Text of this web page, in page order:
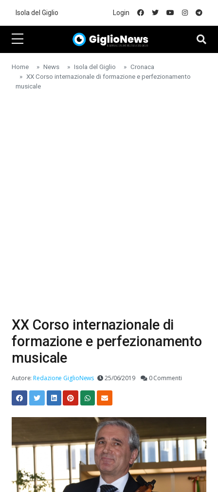
Isola del Giglio Login
Home News Isola del Giglio
Cronaca
XX Corso internazionale di formazione e perfezionamento
musicale
XX Corso internazionale di
formazione e perfezionamento
musicale
Autore:Redazione GiglioNews 25/06/2019 0 Commenti